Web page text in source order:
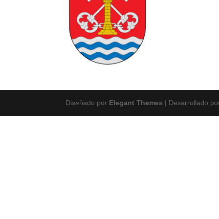
Diseñado por Elegant Themes | Desarrollado